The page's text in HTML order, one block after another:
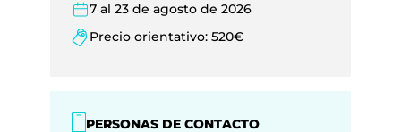
7 al 23 de agosto de 2026
Precio orientativo: 520€
PERSONAS DE CONTACTO